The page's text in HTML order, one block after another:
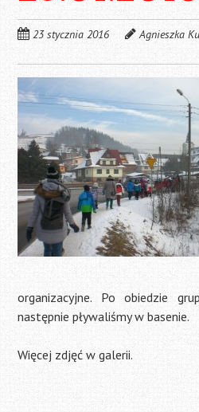
23 stycznia 2016 Agnieszka
organizacyjne. Po obiedzie
następnie pływaliśmy w basenie.
Więcej zdjęć w galerii.